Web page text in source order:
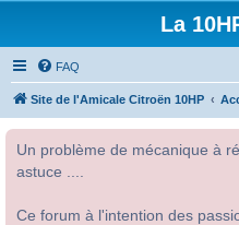
La
FAQ
Site de l'Amicale Citroën 10HP
Un problème de mécanique à
astuce ....
Ce forum à l'intention des